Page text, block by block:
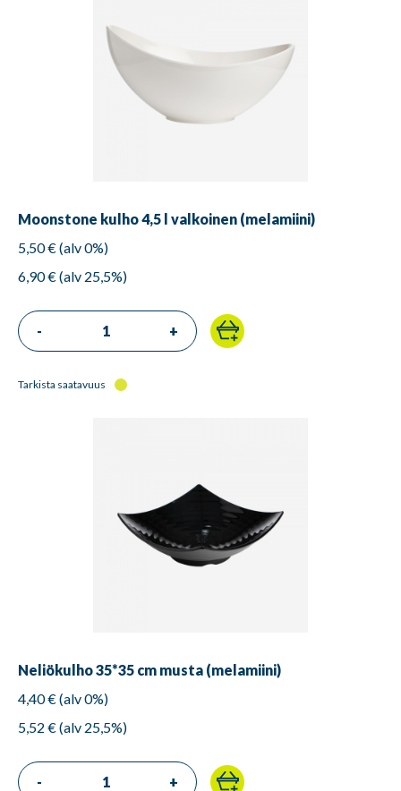
Moonstone kulho 4,5 l valkoinen (melamiini)
5,50 € (alv 0%)
6,90 € (alv 25,5%)
- +
Tarkista saatavuus
Neliökulho 35*35 cm musta (melamiini)
4,40 € (alv 0%)
5,52 € (alv 25,5%)
- +